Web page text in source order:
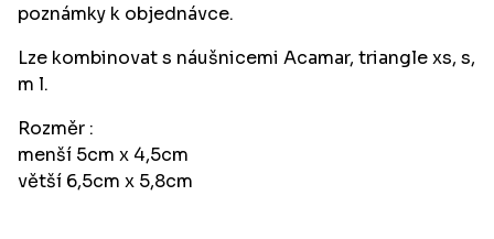
poznámky k objednávce.
Lze kombinovat s náušnicemi Acamar, triangle xs, s,
m l.
Rozměr :
menší 5cm x 4,5cm
větší 6,5cm x 5,8cm